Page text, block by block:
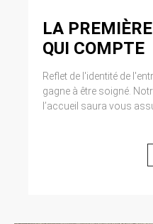
LA
QUI COMPTE
Reflet de l'identité de
gagne à être soigné.
l’accueil saura vous